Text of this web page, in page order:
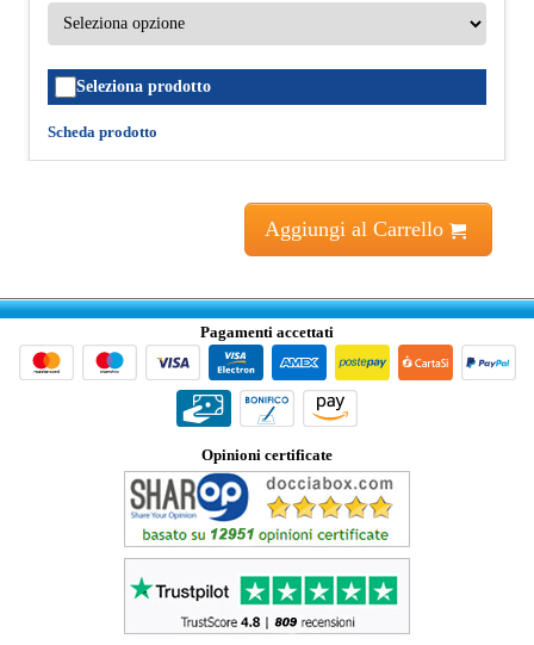
Seleziona prodotto
Scheda prodotto
Aggiungi al Carrello
Pagamenti accettati
Opinioni certificate